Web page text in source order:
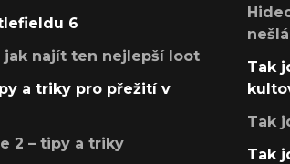
6
jak najít ten nejlepší loot
a triky pro přežití v
2 – tipy a triky
Tak
Tak
Tak